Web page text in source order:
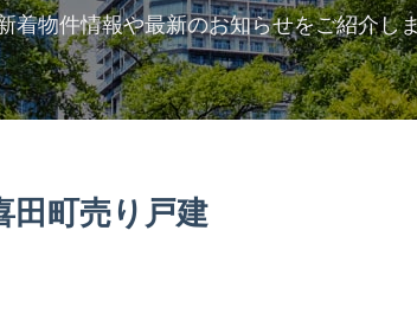
着物件情報や最新のお知らせをご紹介し
田町売り戸建